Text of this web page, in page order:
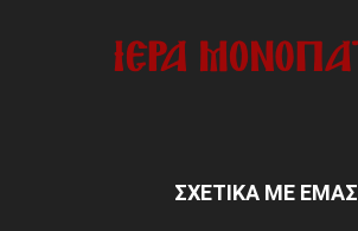
ΣΧΕΤΙΚΑ ΜΕ ΕΜΑΣ